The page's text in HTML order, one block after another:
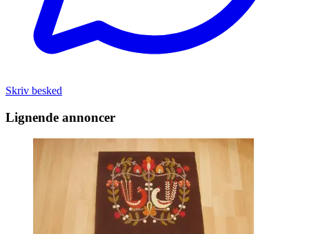
Skriv besked
Lignende annoncer